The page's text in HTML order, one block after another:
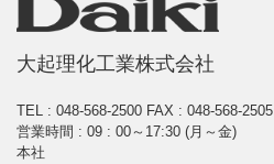
大起理化工業株式会社
TEL : 048-568-2500 FAX : 048-568-2505
営業時間 : 09 : 00～17:30 (月～金)
本社